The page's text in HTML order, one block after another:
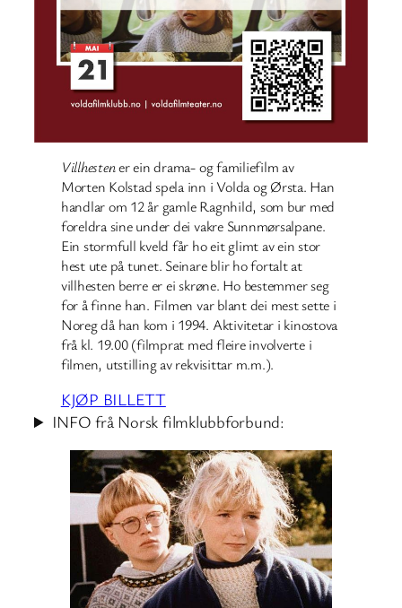
Villhestener ein drama- og familiefilm av
Morten Kolstad spela inn i Volda og Ørsta. Han
handlar om 12 år gamle Ragnhild, som bur med
foreldra sine under dei vakre Sunnmørsalpane.
Ein stormfull kveld får ho eit glimt av ein stor
hest ute på tunet. Seinare blir ho fortalt at
villhesten berre er ei skrøne. Ho bestemmer seg
for å finne han. Filmen var blant dei mest sette i
Noreg då han kom i 1994. Aktivitetar i kinostova
frå kl. 19.00 (filmprat med fleire involverte i
filmen, utstilling av rekvisittar m.m.).
KJØP BILLETT
INFO frå Norsk filmklubbforbund: